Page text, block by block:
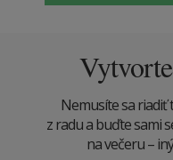
Nemusíte sa riadiť
z radu a buďte sami
na večeru –